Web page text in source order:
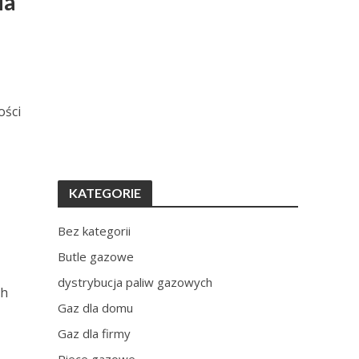
KATEGORIE
Bez kategorii
Butle gazowe
dystrybucja paliw gazowych
Gaz dla domu
Gaz dla firmy